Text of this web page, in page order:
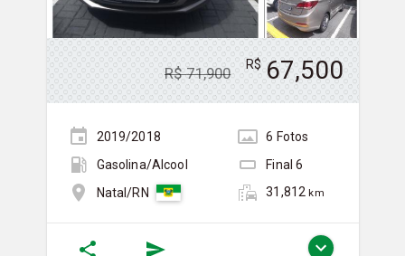
R$71,900 R$ 67,500
2019/2018 6 Fotos
Gasolina/Álcool
Final6
Natal/RN
31,812 km